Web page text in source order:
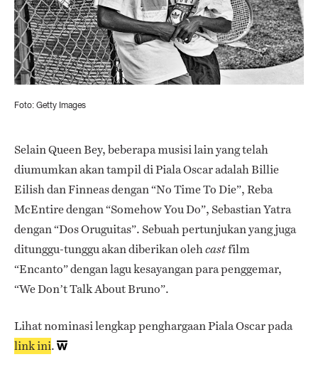
Foto: Getty Images
Selain Queen Bey, beberapa musisi lain yang telah
diumumkan akan tampil di Piala Oscar adalah Billie
Eilish dan Finneas dengan “No Time To Die”, Reba
McEntire dengan “Somehow You Do”, Sebastian Yatra
dengan “Dos Oruguitas”. Sebuah pertunjukan yang juga
ditunggu-tunggu akan diberikan olehcastfilm
“Encanto” dengan lagu kesayangan para penggemar,
“We Don’t Talk About Bruno”.
Lihat nominasi lengkap penghargaan Piala Oscar pada
link ini.